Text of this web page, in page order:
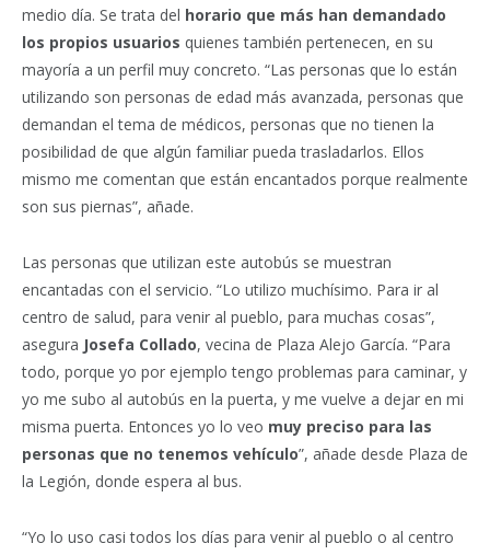
medio día. Se trata del horario que más han demandado
los propios usuarios quienes también pertenecen, en su
mayoría a un perfil muy concreto. “Las personas que lo están
utilizando son personas de edad más avanzada, personas que
demandan el tema de médicos, personas que no tienen la
posibilidad de que algún familiar pueda trasladarlos. Ellos
mismo me comentan que están encantados porque realmente
son sus piernas”, añade.
Las personas que utilizan este autobús se muestran
encantadas con el servicio. “Lo utilizo muchísimo. Para ir al
centro de salud, para venir al pueblo, para muchas cosas”,
asegura Josefa Collado, vecina de Plaza Alejo García. “Para
todo, porque yo por ejemplo tengo problemas para caminar, y
yo me subo al autobús en la puerta, y me vuelve a dejar en mi
misma puerta. Entonces yo lo veo muy preciso para las
personas que no tenemos vehículo”, añade desde Plaza de
la Legión, donde espera al bus.
“Yo lo uso casi todos los días para venir al pueblo o al centro